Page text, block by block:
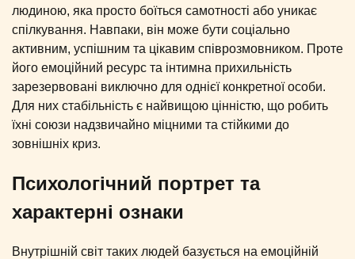
людиною, яка просто боїться самотності або уникає
спілкування. Навпаки, він може бути соціально
активним, успішним та цікавим співрозмовником. Проте
його емоційний ресурс та інтимна прихильність
зарезервовані виключно для однієї конкретної особи.
Для них стабільність є найвищою цінністю, що робить
їхні союзи надзвичайно міцними та стійкими до
зовнішніх криз.
Психологічний портрет та
характерні ознаки
Внутрішній світ таких людей базується на емоційній